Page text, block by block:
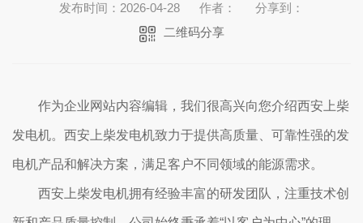
发布时间：2026-04-28 作者：
分享到：
二维码分享
作为企业网站内容编辑，我们很高兴向您介绍西安上柴
发电机。西安上柴发电机致力于提供高质量、可靠性强的发
电机产品和解决方案，满足客户不同领域的能源需求。
西安上柴发电机拥有经验丰富的研发团队，注重技术创